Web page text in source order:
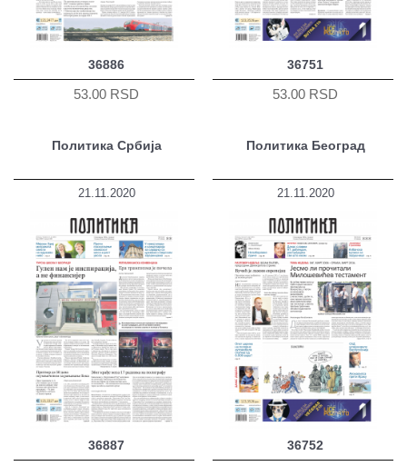
36886
53.00 RSD
36751
53.00 RSD
Политика Србија
21.11.2020
36887
Политика Београд
21.11.2020
36752